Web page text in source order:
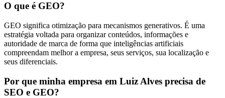
O que é GEO?
GEO significa otimização para mecanismos generativos. É uma
estratégia voltada para organizar conteúdos, informações e
autoridade de marca de forma que inteligências artificiais
compreendam melhor a empresa, seus serviços, sua localização e
seus diferenciais.
Por que minha empresa em Luiz Alves precisa de
SEO e GEO?